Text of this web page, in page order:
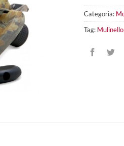
Categoria:
Tag: